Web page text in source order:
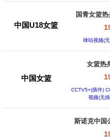
中国U18女篮
国青女篮
咪咕视频(
中国女篮
女篮热
CCTV5+(插件)
视频(无
斯诺克中国